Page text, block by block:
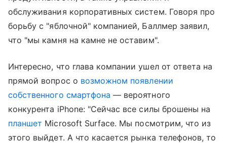
обслуживания корпоративных систем. Говоря про
борьбу с "яблочной" компанией, Баллмер заявил,
что "мы камня на камне не оставим".
Интересно, что глава компании ушел от ответа на
прямой вопрос о возможном появлении
собственного смартфона — вероятного
конкурента iPhone: "Сейчас все силы брошены на
планшет Microsoft Surface. Мы посмотрим, что из
этого выйдет. А что касается рынка телефонов, то